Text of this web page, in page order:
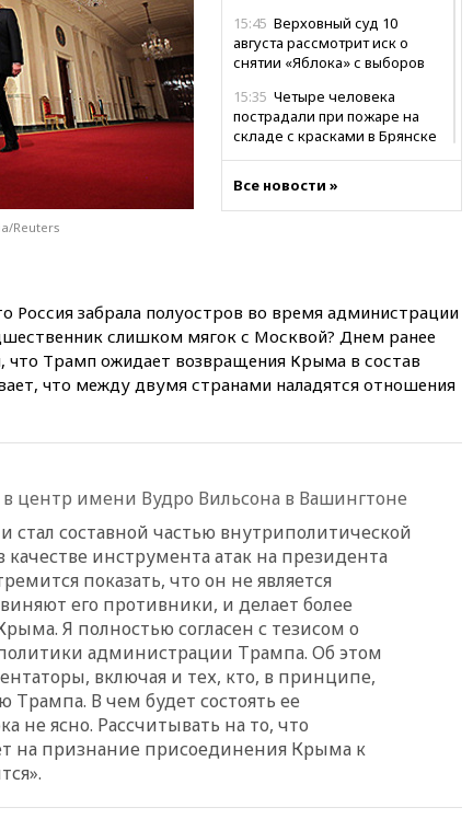
15:45 Верховный суд 10
августа рассмотрит иск о
снятии «Яблока» с выборов
15:35 Четыре человека
пострадали при пожаре на
складе с красками в Брянске
возобновит ежедневные
рейсы в Абу-Даби
14:39Экс-издатель Popcorn
Books получил условный срок
по делу о пропаганде ЛГБТ
товаров для параллельного
14:14 Роспотребнадзор
одобрил открытие сезона на
105 пляжах в Анапе
14:09 Глава Тувы включил
сенатора Нарусову в список
кандидатов в Совфед
13:57Wildberries запустит
программу по открытию
партнерских хабов
13:53 Сенаторы Аргентины
одобрили скандальный
законопроект о частной
Все новости »
Reuters
Россия забрала полуостров во время администрации
слишком мягок с Москвой? Днем ранее
что Трамп ожидает возвращения Крыма в состав
что между двумя странами наладятся отношения
центр имени Вудро Вильсона в Вашингтоне
стал составной частью внутриполитической
инструмента атак на президента
показать, что он не является
его противники, и делает более
Я полностью согласен с тезисом о
администрации Трампа. Об этом
включая и тех, кто, в принципе,
В чем будет состоять ее
не ясно. Рассчитывать на то, что
на признание присоединения Крыма к